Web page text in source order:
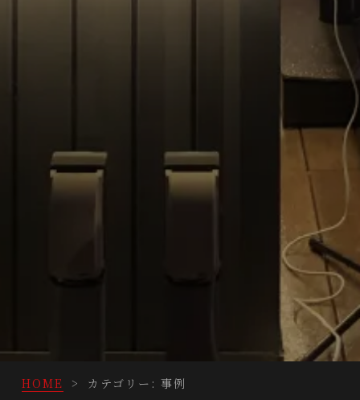
HOME > カテゴリー: 事例